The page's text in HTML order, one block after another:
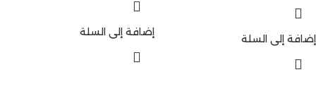
إضافة إلى السلة
إضافة إلى السلة